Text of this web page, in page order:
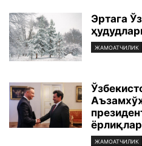
Эртага
ЖАМОАТЧИЛИК
ЖАМОАТЧИЛИК